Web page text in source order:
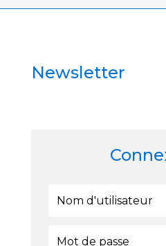
Newsletter